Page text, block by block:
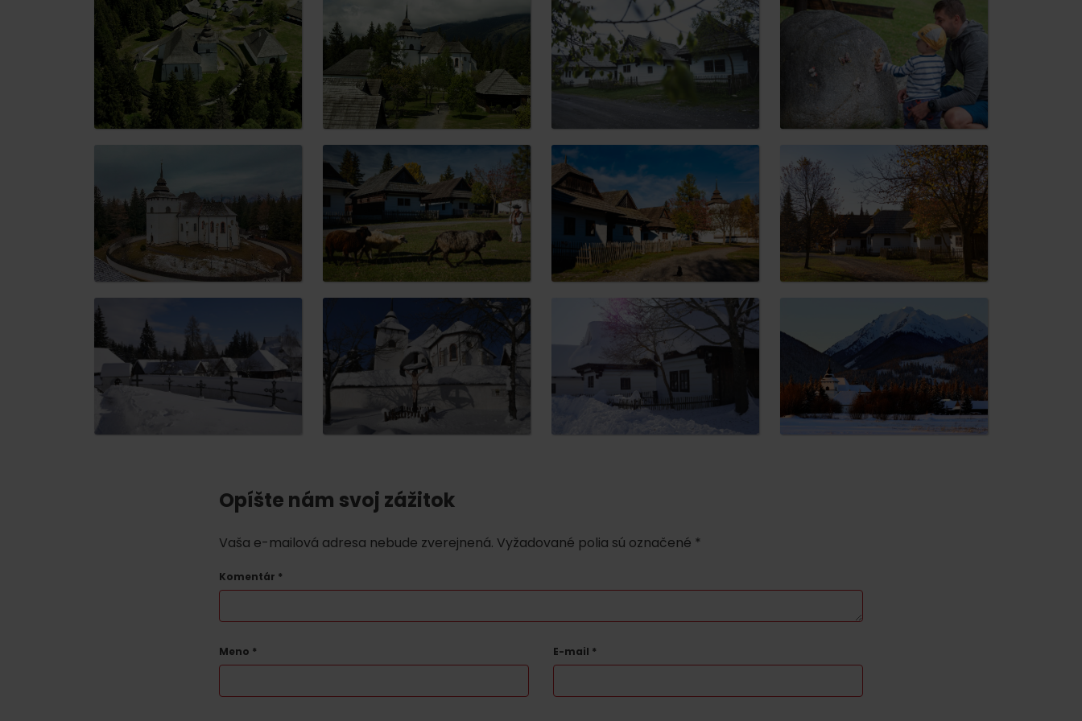
No data found for this source.
Nemáš auto a potrebuješ zviesť?
Mara Bus
Ski&Aqua Bus
Autobusová
Vlaková
Letecká
Taxi
No data found for this source.
No data found for this source. No data found for this source.
Opíšte nám svoj zážitok
Vaša e-mailová adresa nebude zverejnená. Vyžadované polia sú označené *
Komentár *
Meno * E-mail *